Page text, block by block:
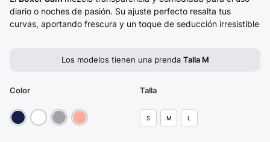
diario o noches de pasión. Su ajuste perfecto resalta tus
curvas, aportando frescura y un toque de seducción irresistible
Los modelos tienen una prenda Talla M
Color Talla
S M L